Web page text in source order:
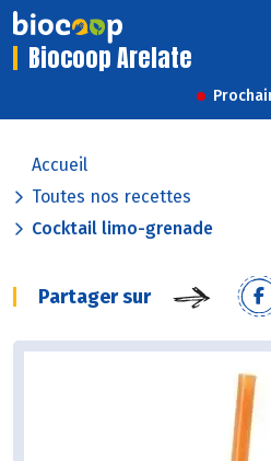
Biocoop Arelate
Accueil
Toutes nos recettes
Cocktail limo-grenade
Partager sur